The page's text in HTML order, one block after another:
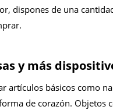
dispones de una
y más
artículos básicos como
de corazón. Objetos